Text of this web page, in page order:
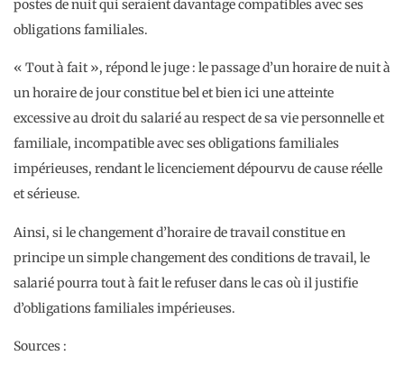
postes de nuit qui seraient davantage compatibles avec ses
obligations familiales.
« Tout à fait », répond le juge : le passage d’un horaire de nuit à
un horaire de jour constitue bel et bien ici une atteinte
excessive au droit du salarié au respect de sa vie personnelle et
familiale, incompatible avec ses obligations familiales
impérieuses, rendant le licenciement dépourvu de cause réelle
et sérieuse.
Ainsi, si le changement d’horaire de travail constitue en
principe un simple changement des conditions de travail, le
salarié pourra tout à fait le refuser dans le cas où il justifie
d’obligations familiales impérieuses.
Sources :